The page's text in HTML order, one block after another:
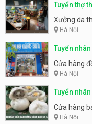
Tuyển thợ
Xưởng da
Hà Nội
Tuyển
Cửa hàng
Hà Nội
Tuyển
Cửa hàng
Hà Nội